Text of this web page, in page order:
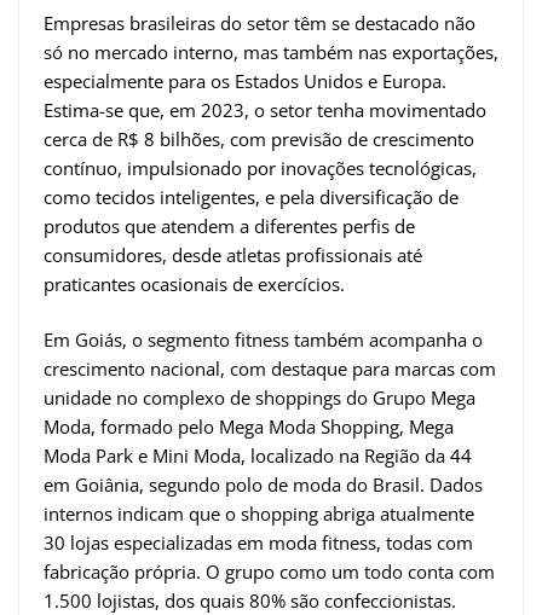
Empresas brasileiras do setor têm se destacado não
só no mercado interno, mas também nas exportações,
especialmente para os Estados Unidos e Europa.
Estima-se que, em 2023, o setor tenha movimentado
cerca de R$ 8 bilhões, com previsão de crescimento
contínuo, impulsionado por inovações tecnológicas,
como tecidos inteligentes, e pela diversificação de
produtos que atendem a diferentes perfis de
consumidores, desde atletas profissionais até
praticantes ocasionais de exercícios.
Em Goiás, o segmento fitness também acompanha o
crescimento nacional, com destaque para marcas com
unidade no complexo de shoppings do Grupo Mega
Moda, formado pelo Mega Moda Shopping, Mega
Moda Park e Mini Moda, localizado na Região da 44
em Goiânia, segundo polo de moda do Brasil. Dados
internos indicam que o shopping abriga atualmente
30 lojas especializadas em moda fitness, todas com
fabricação própria. O grupo como um todo conta com
1.500 lojistas, dos quais 80% são confeccionistas.